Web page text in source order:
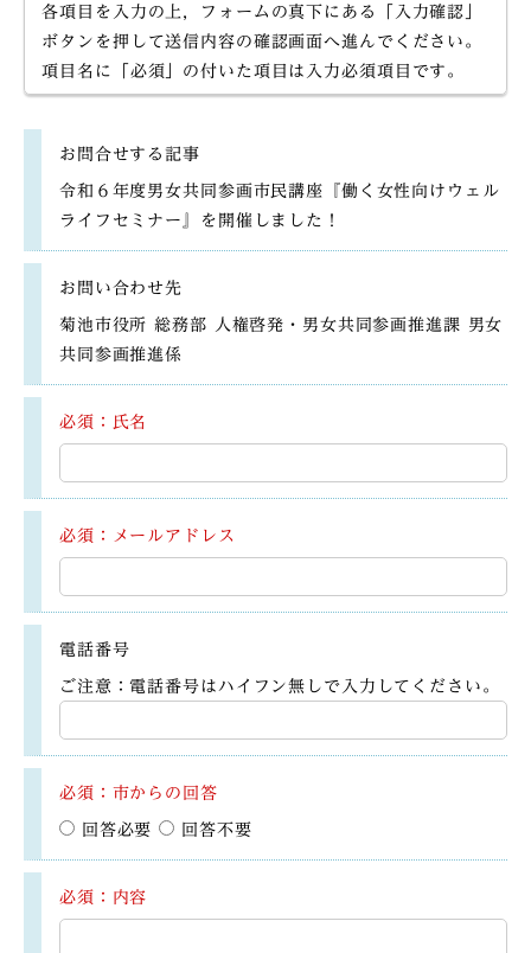
各項目を入力の上，フォームの真下にある「入力確認」
ボタンを押して送信内容の確認画面へ進んでください。
項目名に「必須」の付いた項目は入力必須項目です。
お問合せする記事
令和６年度男女共同参画市民講座『働く女性向けウェル
ライフセミナー』を開催しました！
お問い合わせ先
菊池市役所 総務部 人権啓発・男女共同参画推進課 男女
共同参画推進係
必須：氏名
必須：メールアドレス
電話番号
ご注意：電話番号はハイフン無しで入力してください。
必須：市からの回答
回答必要 回答不要
必須：内容